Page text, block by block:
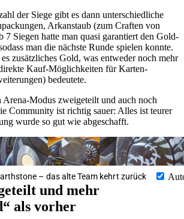
der Siege gibt es dann unterschiedliche
Arkanstaub (zum Craften von
Siegen hatte man quasi garantiert den Gold-
man die nächste Runde spielen konnte.
zusätzliches Gold, was entweder noch mehr
Kauf-Möglichkeiten für Karten-
bedeutete.
Arena-Modus zweigeteilt und auch noch
Community ist richtig sauer: Alles ist teurer
wurde so gut wie abgeschafft.
– das alte Team kehrt zurück
und mehr
als vorher